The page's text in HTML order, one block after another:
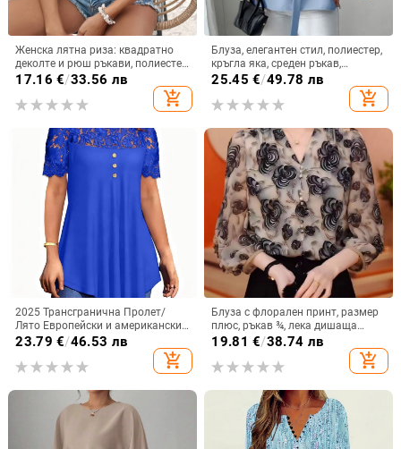
Женска лятна риза: квадратно
деколте и рюш ръкави, полиестер
70-80%, ежедневен стил
17.16 €/33.56 лв
add_shopping_cart
Блуза, елегантен стил, полиестер,
кръгла яка, среден ръкав,
тромпет ръкав
25.45 €/49.78 лв
add_shopping_cart
2025 Трансгранична Пролет/
Лято Европейски и американски
Ново дамско облекло
Едноцветна дантелена тениска с
къс ръкав и кръгло деколте
23.79 €/46.53 лв
add_shopping_cart
Блуза с флорален принт, размер
плюс, ръкав ¾, лека дишаща
лятна топ за жени
19.81 €/38.74 лв
add_shopping_cart